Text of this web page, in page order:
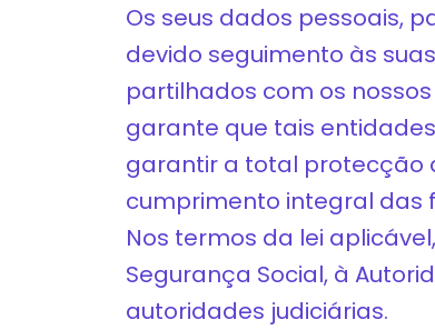
Os seus dados pessoais,
devido seguimento às
partilhados com os
garante que tais
garantir a total protecção
cumprimento integral das
Nos termos da lei
Segurança Social, à
autoridades judiciárias.